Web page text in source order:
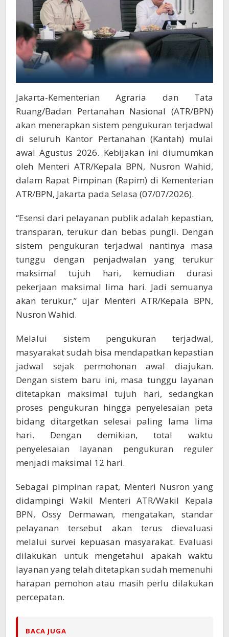
Jakarta-Kementerian Agraria dan Tata
Ruang/Badan Pertanahan Nasional (ATR/BPN)
akan menerapkan sistem pengukuran terjadwal
di seluruh Kantor Pertanahan (Kantah) mulai
awal Agustus 2026. Kebijakan ini diumumkan
oleh Menteri ATR/Kepala BPN, Nusron Wahid,
dalam Rapat Pimpinan (Rapim) di Kementerian
ATR/BPN, Jakarta pada Selasa (07/07/2026).
“Esensi dari pelayanan publik adalah kepastian,
transparan, terukur dan bebas pungli. Dengan
sistem pengukuran terjadwal nantinya masa
tunggu dengan penjadwalan yang terukur
maksimal tujuh hari, kemudian durasi
pekerjaan maksimal lima hari. Jadi semuanya
akan terukur,” ujar Menteri ATR/Kepala BPN,
Nusron Wahid.
Melalui sistem pengukuran terjadwal,
masyarakat sudah bisa mendapatkan kepastian
jadwal sejak permohonan awal diajukan.
Dengan sistem baru ini, masa tunggu layanan
ditetapkan maksimal tujuh hari, sedangkan
proses pengukuran hingga penyelesaian peta
bidang ditargetkan selesai paling lama lima
hari. Dengan demikian, total waktu
penyelesaian layanan pengukuran reguler
menjadi maksimal 12 hari.
Sebagai pimpinan rapat, Menteri Nusron yang
didampingi Wakil Menteri ATR/Wakil Kepala
BPN, Ossy Dermawan, mengatakan, standar
pelayanan tersebut akan terus dievaluasi
melalui survei kepuasan masyarakat. Evaluasi
dilakukan untuk mengetahui apakah waktu
layanan yang telah ditetapkan sudah memenuhi
harapan pemohon atau masih perlu dilakukan
percepatan.
BACA JUGA